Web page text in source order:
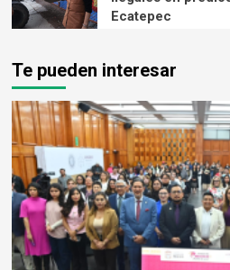
Ecatepec
Te pueden interesar